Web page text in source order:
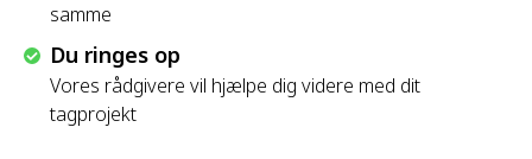
samme
Du ringes op
Vores rådgivere vil hjælpe dig videre med dit
tagprojekt